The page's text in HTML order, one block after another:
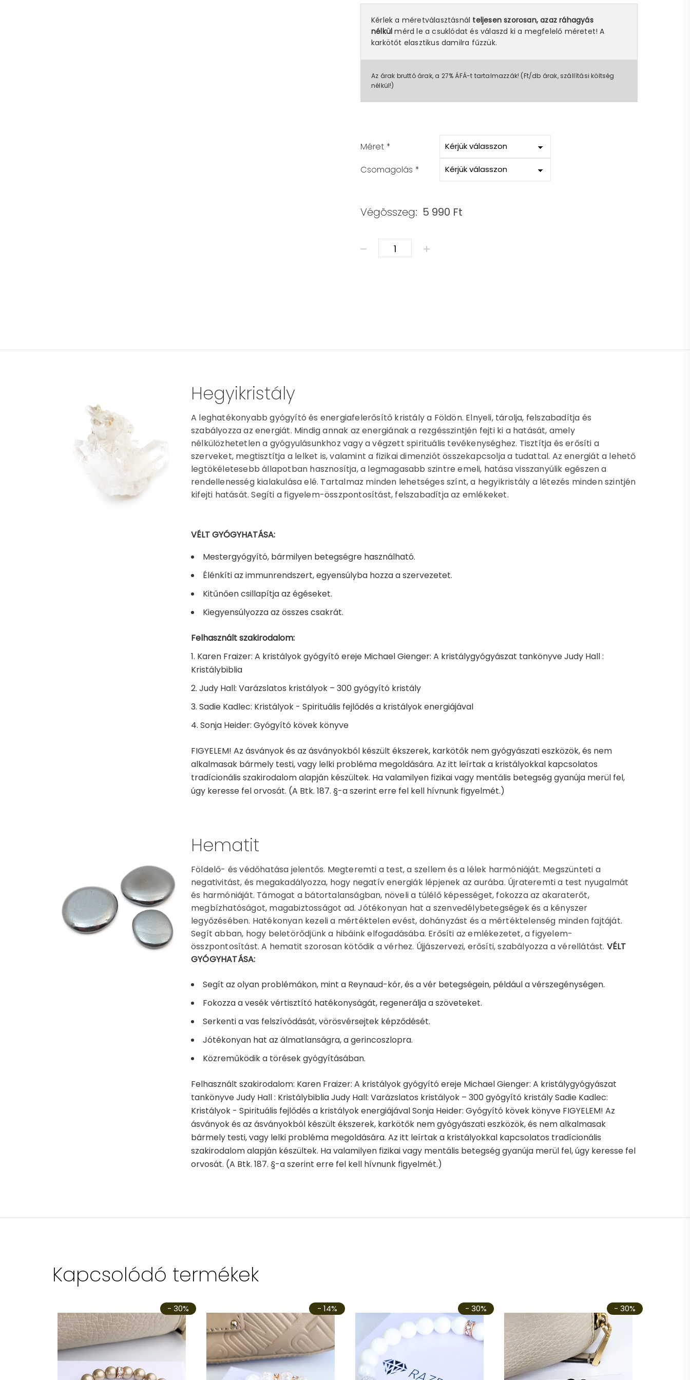
Kérlek a méretválasztásnál teljesen szorosan, azaz ráhagyás
nélkül mérd le a csuklódat és válaszd ki a megfelelő méretet! A
karkötőt elasztikus damilra fűzzük.
Az árak bruttó árak, a 27% ÁFÁ-t tartalmazzák! (Ft/db árak, szállítási költség
nélkül!)
Méret *
Csomagolás *
Végösszeg: 5 990 Ft
Hegyikristály
A leghatékonyabb gyógyító és energiafelerősítő kristály a Földön. Elnyeli, tárolja, felszabadítja és
szabályozza az energiát. Mindig annak az energiának a rezgésszintjén fejti ki a hatását, amely
nélkülözhetetlen a gyógyulásunkhoz vagy a végzett spirituális tevékenységhez. Tisztítja és erősíti a
szerveket, megtisztítja a lelket is, valamint a fizikai dimenziót összekapcsolja a tudattal. Az energiát a lehető
legtökéletesebb állapotban hasznosítja, a legmagasabb szintre emeli, hatása visszanyúlik egészen a
rendellenesség kialakulása elé. Tartalmaz minden lehetséges színt, a hegyikristály a létezés minden szintjén
kifejti hatását. Segíti a figyelem-összpontosítást, felszabadítja az emlékeket.
VÉLT GYÓGYHATÁSA:
Mestergyógyító, bármilyen betegségre használható.
Élénkíti az immunrendszert, egyensúlyba hozza a szervezetet.
Kitűnően csillapítja az égéseket.
Kiegyensúlyozza az összes csakrát.
Felhasznált szakirodalom:
Karen Fraizer: A kristályok gyógyító ereje Michael Gienger: A kristálygyógyászat tankönyve Judy Hall :
Kristálybiblia
Judy Hall: Varázslatos kristályok – 300 gyógyító kristály
Sadie Kadlec: Kristályok - Spirituális fejlődés a kristályok energiájával
Sonja Heider: Gyógyító kövek könyve
FIGYELEM! Az ásványok és az ásványokból készült ékszerek, karkötők nem gyógyászati eszközök, és nem
alkalmasak bármely testi, vagy lelki probléma megoldására. Az itt leírtak a kristályokkal kapcsolatos
tradícionális szakirodalom alapján készültek. Ha valamilyen fizikai vagy mentális betegség gyanúja merül fel,
úgy keresse fel orvosát. (A Btk. 187. §-a szerint erre fel kell hívnunk figyelmét.)
Hematit
Földelő- és védőhatása jelentős. Megteremti a test, a szellem és a lélek harmóniáját. Megszünteti a
negativitást, és megakadályozza, hogy negatív energiák lépjenek az aurába. Újrateremti a test nyugalmát
és harmóniáját. Támogat a bátortalanságban, növeli a túlélő képességet, fokozza az akaraterőt,
megbízhatóságot, magabiztosságot ad. Jótékonyan hat a szenvedélybetegségek és a kényszer
legyőzésében. Hatékonyan kezeli a mértéktelen evést, dohányzást és a mértéktelenség minden fajtáját.
Segít abban, hogy beletörődjünk a hibáink elfogadásába. Erősíti az emlékezetet, a figyelem-
összpontosítást. A hematit szorosan kötődik a vérhez. Újjászervezi, erősíti, szabályozza a vérellátást. VÉLT
GYÓGYHATÁSA:
Segít az olyan problémákon, mint a Reynaud-kór, és a vér betegségein, például a vérszegénységen.
Fokozza a vesék vértisztító hatékonyságát, regenerálja a szöveteket.
Serkenti a vas felszívódását, vörösvérsejtek képződését.
Jótékonyan hat az álmatlanságra, a gerincoszlopra.
Közreműködik a törések gyógyításában.
Felhasznált szakirodalom: Karen Fraizer: A kristályok gyógyító ereje Michael Gienger: A kristálygyógyászat
tankönyve Judy Hall : Kristálybiblia Judy Hall: Varázslatos kristályok – 300 gyógyító kristály Sadie Kadlec:
Kristályok - Spirituális fejlődés a kristályok energiájával Sonja Heider: Gyógyító kövek könyve FIGYELEM! Az
ásványok és az ásványokból készült ékszerek, karkötők nem gyógyászati eszközök, és nem alkalmasak
bármely testi, vagy lelki probléma megoldására. Az itt leírtak a kristályokkal kapcsolatos tradícionális
szakirodalom alapján készültek. Ha valamilyen fizikai vagy mentális betegség gyanúja merül fel, úgy keresse fel
orvosát. (A Btk. 187. §-a szerint erre fel kell hívnunk figyelmét.)
Kapcsolódó termékek
- 30% - 14% - 30% - 30%